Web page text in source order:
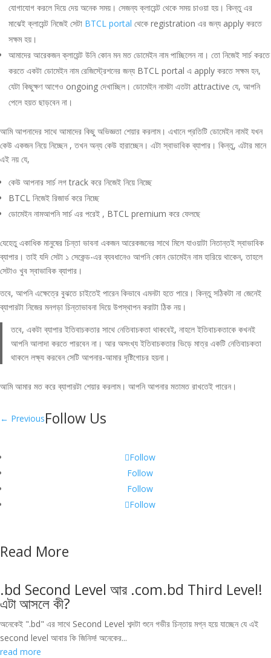
যোগাযোগ করলে দিয়ে দেয় অনেক সময়। সেজন্য ক্লায়েন্ট থেকে সময় চাওয়া হয়। কিন্তু এর
মাঝেই ক্লায়েন্ট নিজেই সেটা BTCL portal থেকে registration এর জন্য apply করতে
সক্ষম হয়।
আমাদের আরেকজন ক্লায়েন্ট উনি কোন মন মত ডোমেইন নাম পাচ্ছিলেন না। তো নিজেই সার্চ করতে
করতে একটা ডোমেইন নাম রেজিস্ট্রেশনের জন্য BTCL portal এ apply করতে সক্ষম হন,
যেটা কিছুক্ষণ আগেও ongoing দেখাচ্ছিল। ডোমেইন নামটা এতটা attractive যে, আপনি
পেলে হয়ত ছাড়বেন না।
আমি আপনাদের সাথে আমাদের কিছু অভিজ্ঞতা শেয়ার করলাম। এখানে প্রতিটি ডোমেইন নামই যখন
কেউ একজন নিয়ে নিচ্ছেন , তখন অন্য কেউ হারাচ্ছেন। এটা স্বাভাবিক ব্যাপার। কিন্তু, এটার মানে
এই নয় যে,
কেউ আপনার সার্চ লগ track করে নিজেই নিয়ে নিচ্ছে
BTCL নিজেই রিজার্ভ করে নিচ্ছে
ডোমেইন নামআপনি সার্চ এর পরেই , BTCL premium করে ফেলছে
যেহেতু একাধিক মানুষের চিন্তা ভাবনা একজন আরেকজনের সাথে মিলে যাওয়াটা নিতান্তই স্বাভাবিক
ব্যাপার। তাই যদি সেটা ১ সেকেন্ড-এর ব্যবধানেও আপনি কোন ডোমেইন নাম হারিয়ে থাকেন, তাহলে
সেটাও খুব স্বাভাবিক ব্যাপার।
তবে, আপনি এক্ষেত্রে বুঝতে চাইতেই পারেন কিভাবে এমনটা হতে পারে। কিন্তু সঠিকটা না জেনেই
ব্যাপারটা নিজের মনগড়া চিন্তাভাবনা দিয়ে উপস্থাপন করাটা ঠিক নয়।
তবে, একটা ব্যাপার ইতিবাচকতার সাথে নেতিবাচকতা থাকবেই, নাহলে ইতিবাচকতাকে কখনই
আপনি আলাদা করতে পারবেন না। আর অসংখ্য ইতিবাচকতার ভিড়ে মাত্র একটি নেতিবাচকতা
থাকলে লক্ষ্য করবেন সেটি আপনার-আমার দৃষ্টিগোচর হয়না।
আমি আমার মত করে ব্যাপারটা শেয়ার করলাম। আপনি আপনার মতামত রাখতেই পারেন।
← PreviousFollow Us
Follow
Follow
Follow
Follow
Read More
.bd Second Level আর .com.bd Third Level!
এটা আসলে কী?
অনেকেই ".bd" এর সাথে Second Level শব্দটা শুনে গভীর চিন্তায় মগ্ন হয়ে যাচ্ছেন যে এই
second level আবার কি জিনিস! অনেকের...
read more